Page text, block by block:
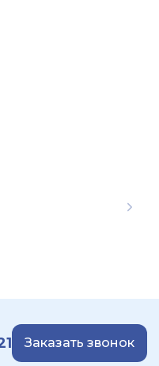
Заказать звонок